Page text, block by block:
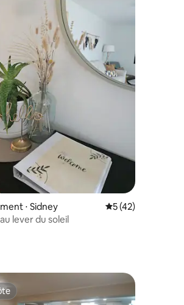
la base de 23 commentaires : 4,78 sur 5
⋅ Sidney Évaluation
5 (42)
lever du soleil